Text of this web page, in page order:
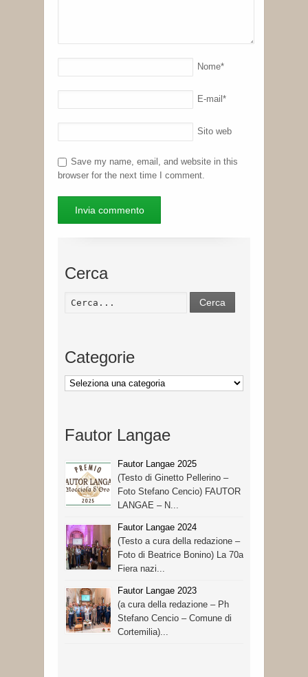
Nome*
E-mail *
Sito web
Save my name, email, and website in this
browser for the next time I comment.
Cerca
Cerca
Categorie
Categorie
Fautor Langae
Fautor Langae 2025
(Testo di Ginetto Pellerino –
Foto Stefano Cencio) FAUTOR
LANGAE – N...
Fautor Langae 2024
(Testo a cura della redazione –
Foto di Beatrice Bonino) La 70a
Fiera nazi...
Fautor Langae 2023
(a cura della redazione – Ph
Stefano Cencio – Comune di
Cortemilia)...